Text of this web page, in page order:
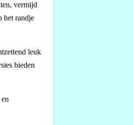
vermijd
het randje
leuk
bieden